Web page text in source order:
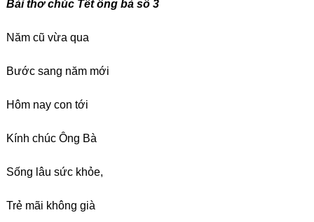
Bài thơ chúc Tết ông bà số 3
Năm cũ vừa qua
Bước sang năm mới
Hôm nay con tới
Kính chúc Ông Bà
Sống lâu sức khỏe,
Trẻ mãi không già